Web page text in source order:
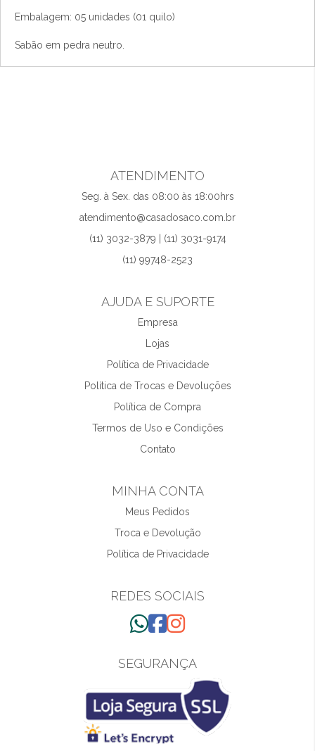
Embalagem: 05 unidades (01 quilo)
Sabão em pedra neutro.
ATENDIMENTO
Seg. à Sex. das 08:00 às 18:00hrs
atendimento@casadosaco.com.br
(11) 3032-3879 | (11) 3031-9174
(11) 99748-2523
AJUDA E SUPORTE
Empresa
Lojas
Política de Privacidade
Política de Trocas e Devoluções
Política de Compra
Termos de Uso e Condições
Contato
MINHA CONTA
Meus Pedidos
Troca e Devolução
Política de Privacidade
REDES SOCIAIS
SEGURANÇA